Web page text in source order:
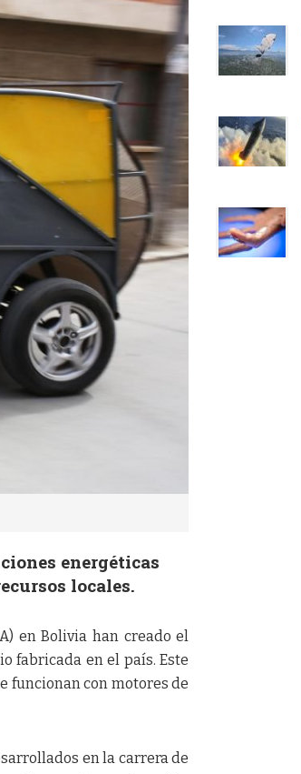
energéticas
locales.
en Bolivia han creado el
fabricada en el país. Este
funcionan con motores de
en la carrera de